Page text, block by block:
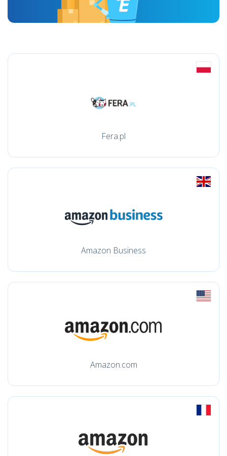
Fera.pl
Amazon Business
Amazon.com